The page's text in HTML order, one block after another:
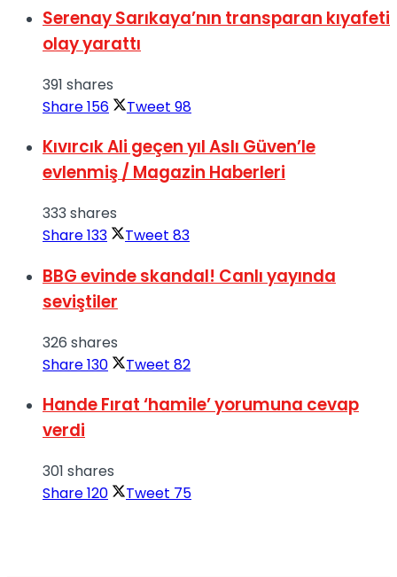
Serenay Sarıkaya’nın transparan kıyafeti
olay yarattı
391 shares
Share156 Tweet 98
Kıvırcık Ali geçen yıl Aslı Güven’le
evlenmiş / Magazin Haberleri
333 shares
Share133 Tweet 83
BBG evinde skandal! Canlı yayında
seviştiler
326 shares
Share130 Tweet 82
Hande Fırat ‘hamile’ yorumuna cevap
verdi
301 shares
Share120 Tweet 75